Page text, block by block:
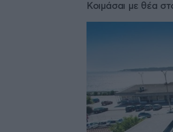
Κοιμάσαι με θέα